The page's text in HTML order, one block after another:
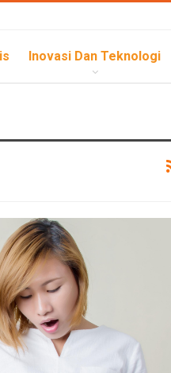
Inovasi Dan Teknologi